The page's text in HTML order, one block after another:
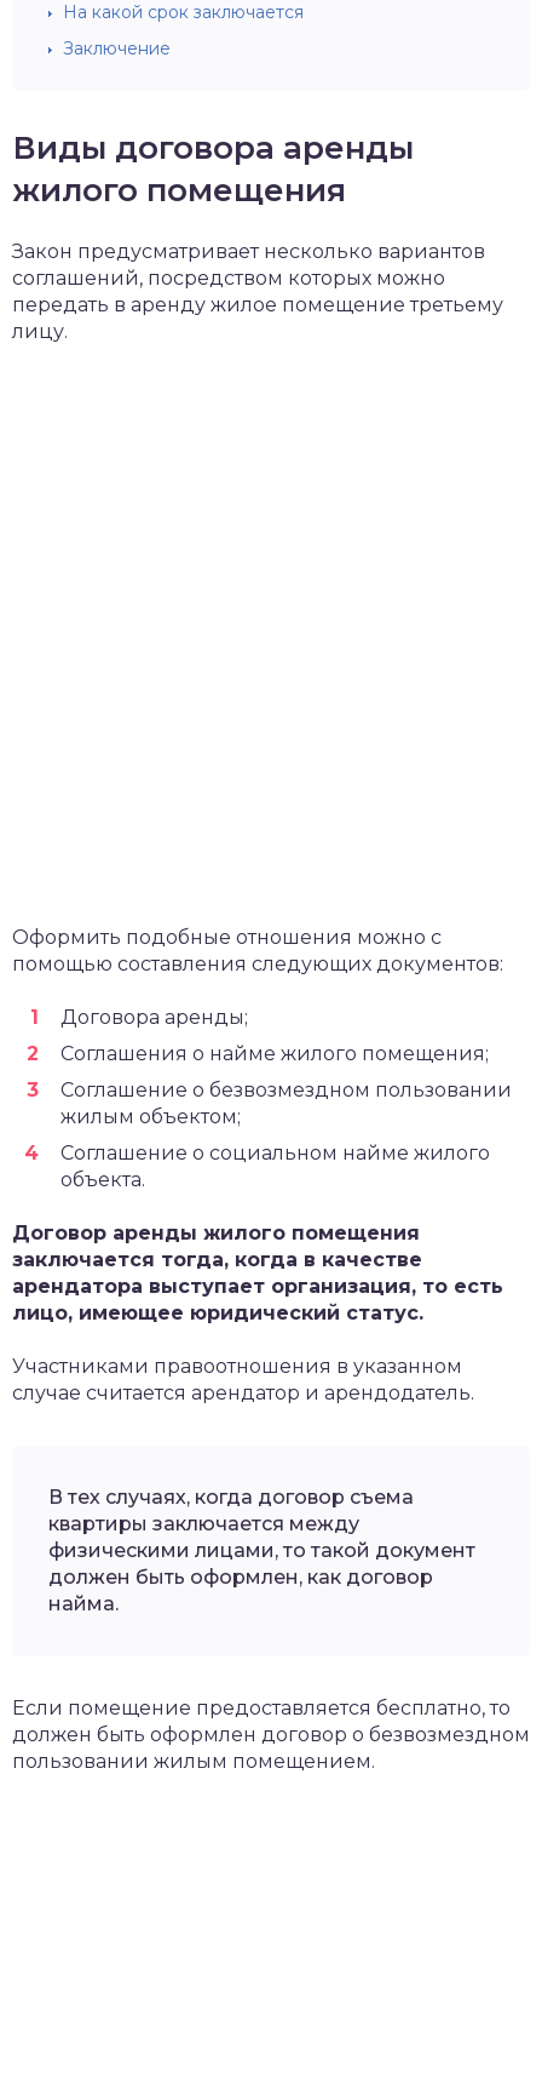
На какой срок заключается
Заключение
Виды договора аренды
жилого помещения
Закон предусматривает несколько вариантов
соглашений, посредством которых можно
передать в аренду жилое помещение третьему
лицу.
Оформить подобные отношения можно с
помощью составления следующих документов:
Договора аренды;
Соглашения о найме жилого помещения;
Соглашение о безвозмездном пользовании
жилым объектом;
Соглашение о социальном найме жилого
объекта.
Договор аренды жилого помещения
заключается тогда, когда в качестве
арендатора выступает организация, то есть
лицо, имеющее юридический статус.
Участниками правоотношения в указанном
случае считается арендатор и арендодатель.
В тех случаях, когда договор съема
квартиры заключается между
физическими лицами, то такой документ
должен быть оформлен, как договор
найма.
Если помещение предоставляется бесплатно, то
должен быть оформлен договор о безвозмездном
пользовании жилым помещением.